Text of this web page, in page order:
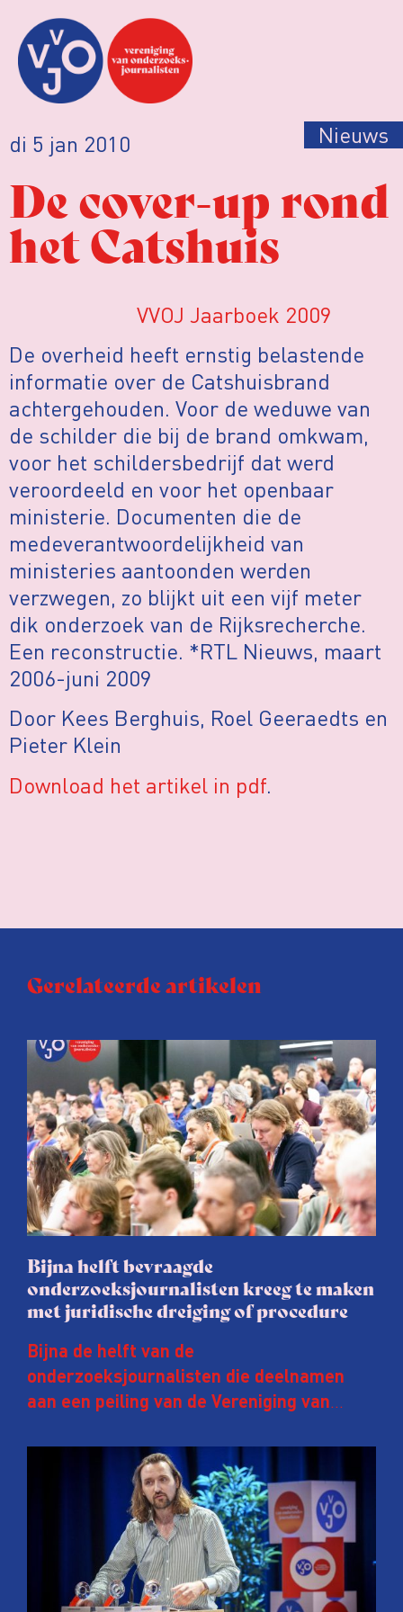
di 5 jan 2010 Nieuws
De cover-up rond
het Catshuis
VVOJ Jaarboek 2009
De overheid heeft ernstig belastende
informatie over de Catshuisbrand
achtergehouden. Voor de weduwe van
de schilder die bij de brand omkwam,
voor het schildersbedrijf dat werd
veroordeeld en voor het openbaar
ministerie. Documenten die de
medeverantwoordelijkheid van
ministeries aantoonden werden
verzwegen, zo blijkt uit een vijf meter
dik onderzoek van de Rijksrecherche.
Een reconstructie. *RTL Nieuws, maart
2006-juni 2009
Door Kees Berghuis, Roel Geeraedts en
Pieter Klein
Download het artikel in pdf.
Gerelateerde artikelen
Bijna helft bevraagde
onderzoeksjournalisten kreeg te maken
met juridische dreiging of procedure
Bijna de helft van de
onderzoeksjournalisten die deelnamen
aan een peiling van de Vereniging van
afgelopen twee jaar te maken met
juridische dreiging of een juridische
procedure rond het eigen werk. Dat kost
journalisten tijd, ook ervaren zij stress en
soms worden publicaties aangepast of
gaat de hele publicatie zelfs niet door.